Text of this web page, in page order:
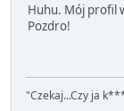
Huhu. Mój profil
Pozdro!
"Czekaj...Czy ja